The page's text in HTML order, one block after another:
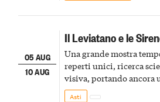
05 AUG
10 AUG
Il Leviatano e le
Una grande mostra
reperti unici, ricerca
visiva, portando ancora
della scena le meraviglie
Asti